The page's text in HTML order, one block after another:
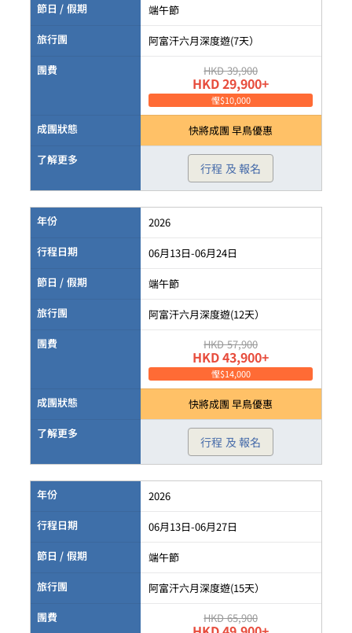
節日 / 假期
端午節
旅行團
阿富汗六月深度遊(7天）
團費
HKD 39,900
HKD 29,900+
慳$10,000
成團狀態
快將成團 早鳥優惠
了解更多
行程 及 報名
年份
2026
行程日期
06月13日-06月24日
節日 / 假期
端午節
旅行團
阿富汗六月深度遊(12天）
團費
HKD 57,900
HKD 43,900+
慳$14,000
成團狀態
快將成團 早鳥優惠
了解更多
行程 及 報名
年份
2026
行程日期
06月13日-06月27日
節日 / 假期
端午節
旅行團
阿富汗六月深度遊(15天）
團費
HKD 65,900